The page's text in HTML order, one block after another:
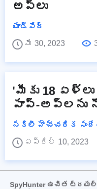
అప్‌లు
యాడ్వేర్
మే 30, 2023
'మీకు 18
పాప్-అప్‌లను
నకిలీ హెచ్చరిక
ఏప్రిల్ 10, 2023
SpyHunter ఉచిత